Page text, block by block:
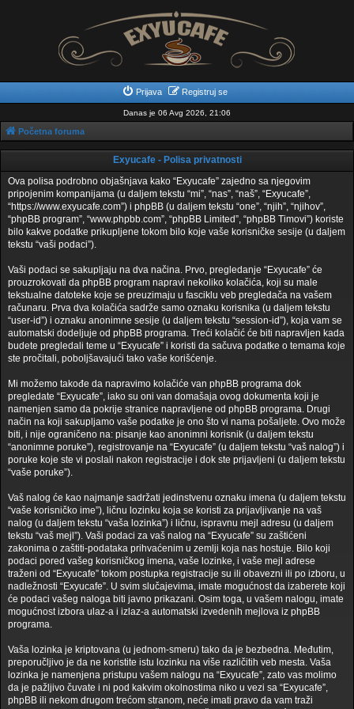
Prijava Registruj se
Danas je 06 Avg 2026, 21:06
Početna foruma
Exyucafe - Polisa privatnosti
Ova polisa podrobno objašnjava kako “Exyucafe” zajedno sa njegovim
pripojenim kompanijama (u daljem tekstu “mi”, “nas”, “naš”, “Exyucafe”,
“https://www.exyucafe.com”) i phpBB (u daljem tekstu “one”, “njih”, “njihov”,
“phpBB program”, “www.phpbb.com”, “phpBB Limited”, “phpBB Timovi”) koriste
bilo kakve podatke prikupljene tokom bilo koje vaše korisničke sesije (u daljem
tekstu “vaši podaci”).
Vaši podaci se sakupljaju na dva načina. Prvo, pregledanje “Exyucafe” će
prouzrokovati da phpBB program napravi nekoliko kolačića, koji su male
tekstualne datoteke koje se preuzimaju u fasciklu veb pregledača na vašem
računaru. Prva dva kolačića sadrže samo oznaku korisnika (u daljem tekstu
“user-id”) i oznaku anonimne sesije (u daljem tekstu “session-id”), koja vam se
automatski dodeljuje od phpBB programa. Treći kolačić će biti napravljen kada
budete pregledali teme u “Exyucafe” i koristi da sačuva podatke o temama koje
ste pročitali, poboljšavajući tako vaše korišćenje.
Mi možemo takođe da napravimo kolačiće van phpBB programa dok
pregledate “Exyucafe”, iako su oni van domašaja ovog dokumenta koji je
namenjen samo da pokrije stranice napravljene od phpBB programa. Drugi
način na koji sakupljamo vaše podatke je ono što vi nama pošaljete. Ovo može
biti, i nije ograničeno na: pisanje kao anonimni korisnik (u daljem tekstu
“anonimne poruke”), registrovanje na “Exyucafe” (u daljem tekstu “vaš nalog”) i
poruke koje ste vi poslali nakon registracije i dok ste prijavljeni (u daljem tekstu
“vaše poruke”).
Vaš nalog će kao najmanje sadržati jedinstvenu oznaku imena (u daljem tekstu
“vaše korisničko ime”), ličnu lozinku koja se koristi za prijavljivanje na vaš
nalog (u daljem tekstu “vaša lozinka”) i ličnu, ispravnu mejl adresu (u daljem
tekstu “vaš mejl”). Vaši podaci za vaš nalog na “Exyucafe” su zaštićeni
zakonima o zaštiti-podataka prihvaćenim u zemlji koja nas hostuje. Bilo koji
podaci pored vašeg korisničkog imena, vaše lozinke, i vaše mejl adrese
traženi od “Exyucafe” tokom postupka registracije su ili obavezni ili po izboru, u
nadležnosti “Exyucafe”. U svim slučajevima, imate mogućnost da izaberete koji
će podaci vašeg naloga biti javno prikazani. Osim toga, u vašem nalogu, imate
mogućnost izbora ulaz-a i izlaz-a automatski izvedenih mejlova iz phpBB
programa.
Vaša lozinka je kriptovana (u jednom-smeru) tako da je bezbedna. Međutim,
preporučljivo je da ne koristite istu lozinku na više različitih veb mesta. Vaša
lozinka je namenjena pristupu vašem nalogu na “Exyucafe”, zato vas molimo
da je pažljivo čuvate i ni pod kakvim okolnostima niko u vezi sa “Exyucafe”,
phpBB ili nekom drugom trećom stranom, neće imati pravo da vam traži